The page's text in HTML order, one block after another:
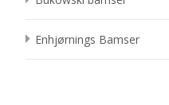
Enhjørnings Bamser